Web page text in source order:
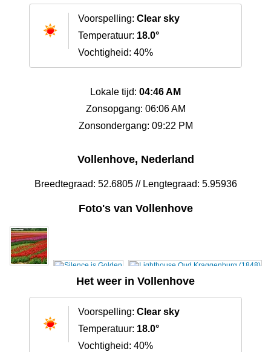
Voorspelling: Clear sky
Temperatuur: 18.0°
Vochtigheid: 40%
Lokale tijd: 04:46 AM
Zonsopgang: 06:06 AM
Zonsondergang: 09:22 PM
Vollenhove, Nederland
Breedtegraad: 52.6805 // Lengtegraad: 5.95936
Foto's van Vollenhove
Het weer in Vollenhove
Voorspelling: Clear sky
Temperatuur: 18.0°
Vochtigheid: 40%